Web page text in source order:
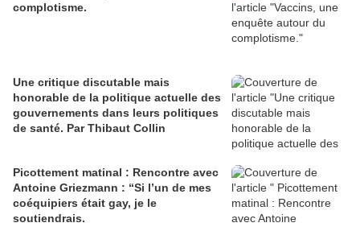
complotisme.
Une critique discutable mais
honorable de la politique actuelle des
gouvernements dans leurs politiques
de santé. Par Thibaut Collin
Picottement matinal : Rencontre avec
Antoine Griezmann : “Si l’un de mes
coéquipiers était gay, je le
soutiendrais.